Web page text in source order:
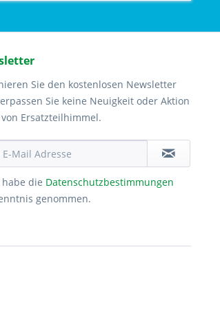
Sie den kostenlosen Newsletter
Sie keine Neuigkeit oder Aktion
Ersatzteilhimmel.
habe die Datenschutzbestimmungen
genommen.